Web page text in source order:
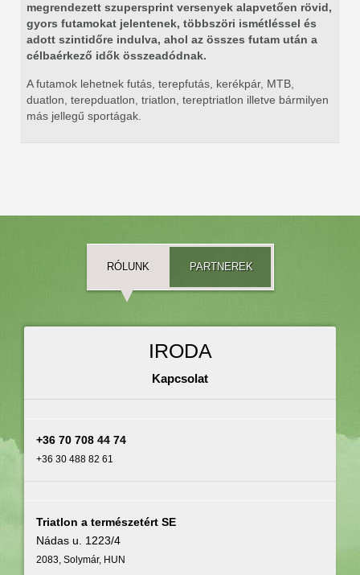
megrendezett szupersprint versenyek alapvetően rövid,
gyors futamokat jelentenek, többszöri ismétléssel és
adott szintidőre indulva, ahol az összes futam után a
célbaérkező idők összeadódnak.
A futamok lehetnek futás, terepfutás, kerékpár, MTB,
duatlon, terepduatlon, triatlon, tereptriatlon illetve bármilyen
más jellegű sportágak.
RÓLUNK PARTNEREK
IRODA
Kapcsolat
+36 70 708 44 74
+36 30 488 82 61
Triatlon a természetért SE
Nádas u. 1223/4
2083, Solymár, HUN